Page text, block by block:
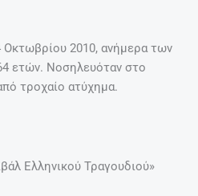
2010, ανήμερα των
ετών. Νοσηλευόταν στο
τροχαίο ατύχημα.
Ελληνικού Τραγουδιού»